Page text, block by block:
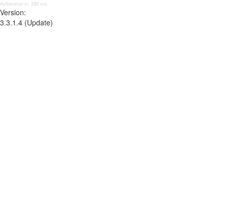
Aufbereitet in: 290 ms;
Version:
3.3.1.4 (Update)